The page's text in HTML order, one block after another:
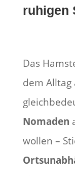
ruhigen
Das
dem
Nomaden
wollen –